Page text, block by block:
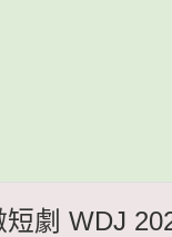
短劇 WDJ